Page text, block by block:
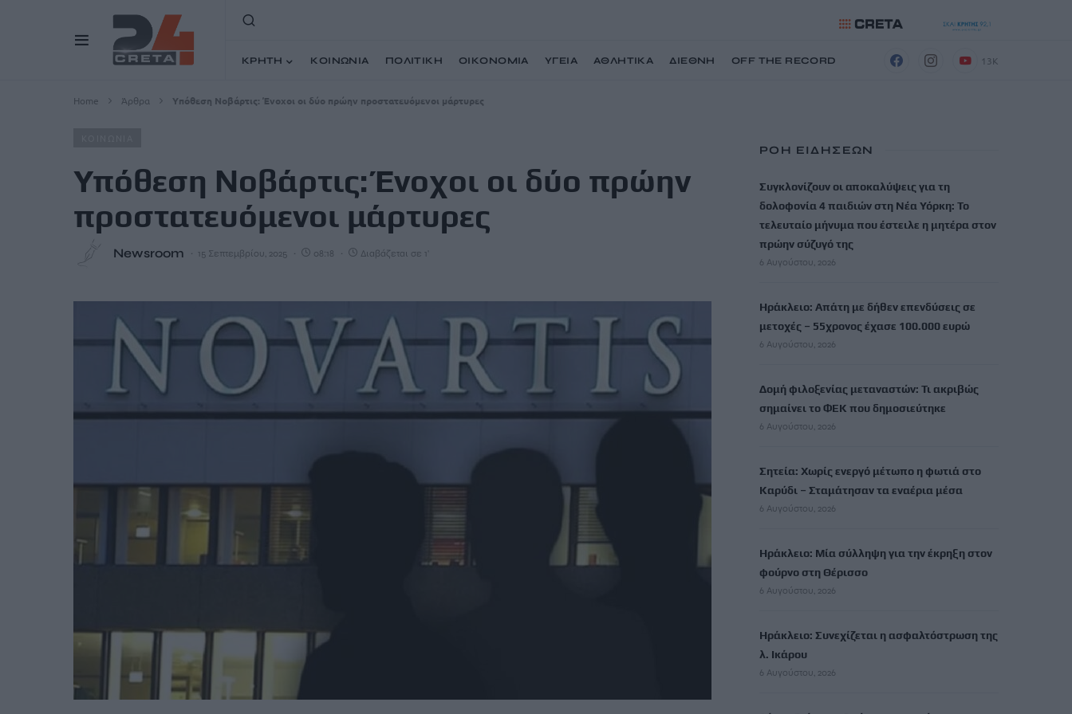
ΚΡΗΤΗ ΚΟΙΝΩΝΙΑ ΠΟΛΙΤΙΚΗ ΟΙΚΟΝΟΜΙΑ ΥΓΕΙΑ ΑΘΛΗΤΙΚΑ ΔΙΕΘΝΗ OFF THE RECORD 13K
Home Άρθρα Υπόθεση Νοβάρτις: Ένοχοι οι δύο πρώην προστατευόμενοι μάρτυρες
Υπόθεση Νοβάρτις: Ένοχοι οι δύο πρώην
προστατευόμενοι μάρτυρες
Newsroom 15 Σεπτεμβρίου, 2025 08:18 Διαβάζεται σε 1'
ΡΟΗ ΕΙΔΗΣΕΩΝ
Συγκλονίζουν οι αποκαλύψεις για τη
δολοφονία 4 παιδιών στη Νέα Υόρκη: Το
τελευταίο μήνυμα που έστειλε η μητέρα στον
πρώην σύζυγό της
6 Αυγούστου, 2026
Ηράκλειο: Απάτη με δήθεν επενδύσεις σε
μετοχές – 55χρονος έχασε 100.000 ευρώ
6 Αυγούστου, 2026
Δομή φιλοξενίας μεταναστών: Τι ακριβώς
σημαίνει το ΦΕΚ που δημοσιεύτηκε
6 Αυγούστου, 2026
Σητεία: Χωρίς ενεργό μέτωπο η φωτιά στο
Καρύδι – Σταμάτησαν τα εναέρια μέσα
6 Αυγούστου, 2026
Ηράκλειο: Μία σύλληψη για την έκρηξη στον
φούρνο στη Θέρισσο
6 Αυγούστου, 2026
Ηράκλειο: Συνεχίζεται η ασφαλτόστρωση της
λ. Ικάρου
6 Αυγούστου, 2026